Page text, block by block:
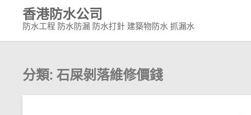
content
香港防水公司
防水工程 防水防漏 防水打針 建築物防水 抓漏水
分類: 石屎剝落維修價錢